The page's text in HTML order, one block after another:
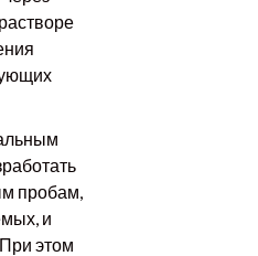
пробам,
и
. При этом